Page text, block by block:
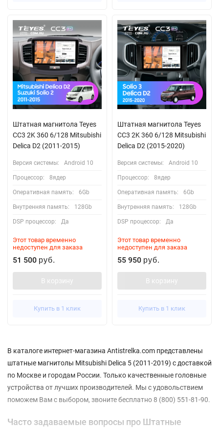
Штатная магнитола Teyes
CC3 2K 360 6/128 Mitsubishi
Delica D2 (2011-2015)
Версия системы: Android 10
Процессор: 8ядер
Оперативная память: 6Gb
Внутренняя память: 128Gb
DSP процессор: Да
Этот товар временно
недоступен для заказа
51 500 руб.
В корзину
Купить в 1 клик
Штатная магнитола Teyes
CC3 2K 360 6/128 Mitsubishi
Delica D2 (2015-2020)
Версия системы: Android 10
Процессор: 8ядер
Оперативная память: 6Gb
Внутренняя память: 128Gb
DSP процессор: Да
Этот товар временно
недоступен для заказа
55 950 руб.
В корзину
Купить в 1 клик
В каталоге интернет-магазина Antistrelka.com представлены
штатные магнитолы Mitsubishi Delica 5 (2011-2019) с доставкой
по Москве и городам России. Только качественные головные
устройства от лучших производителей. Мы с удовольствием
поможем Вам с выбором, звоните бесплатно 8 (800) 551-81-90.
Часто задаваемые вопросы про Штатные